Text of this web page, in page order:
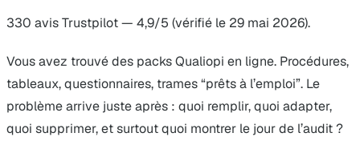
330 avis Trustpilot — 4,9/5 (vérifié le 29 mai 2026).
Vous avez trouvé des packs Qualiopi en ligne. Procédures,
tableaux, questionnaires, trames “prêts à l’emploi”. Le
problème arrive juste après : quoi remplir, quoi adapter,
quoi supprimer, et surtout quoi montrer le jour de l’audit ?